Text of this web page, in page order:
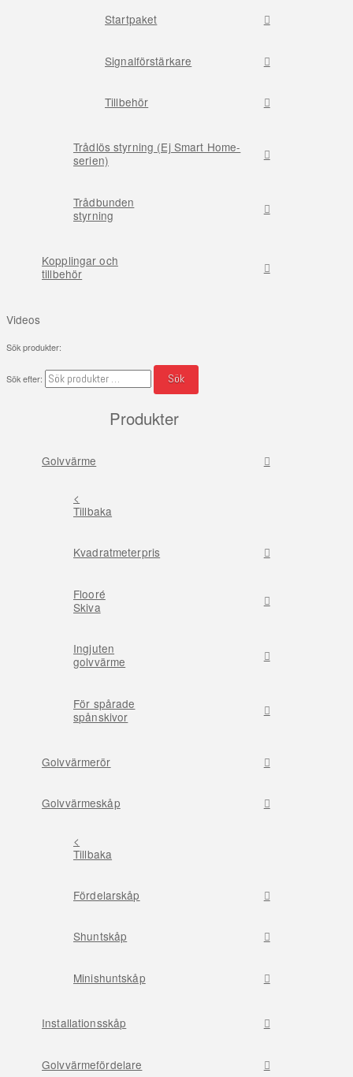
Startpaket
Signalförstärkare
Tillbehör
Trådlös styrning (Ej Smart Home-
serien)
Trådbunden
styrning
Kopplingar och
tillbehör
Videos
Sök produkter:
Sök efter: Sök
Produkter
Golvvärme
<
Tillbaka
Kvadratmeterpris
Flooré
Skiva
Ingjuten
golvvärme
För spårade
spånskivor
Golvvärmerör
Golvvärmeskåp
<
Tillbaka
Fördelarskåp
Shuntskåp
Minishuntskåp
Installationsskåp
Golvvärmefördelare